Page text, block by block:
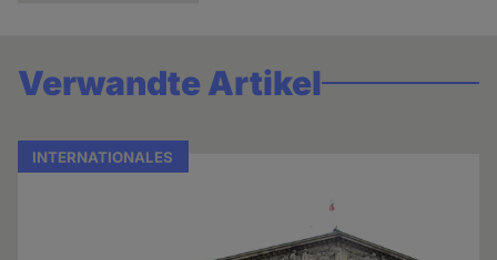
Verwandte Artikel
INTERNATIONALES